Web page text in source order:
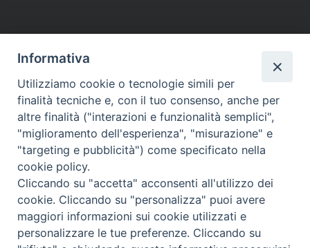
Contatti
Sede Legale
Vico Sant’Anna 1 – 80053 Castellammare di Stabia (NA)
Sede Operativa
Via San Bartolomeo 72 – 80053 Castellammare di Stabia (NA)
* Tel. 081.870.17.02
* Cell. 331.50.59.943
* Fax 081.39.01.803
*mail:segreteria@caritasdiocesanasorrento.it
Informativa
Utilizziamo cookie o tecnologie simili per
finalità tecniche e, con il tuo consenso, anche per
altre finalità ("interazioni e funzionalità semplici",
"miglioramento dell'esperienza", "misurazione" e
"targeting e pubblicità") come specificato nella
cookie policy.
Cliccando su "accetta" acconsenti all'utilizzo dei
cookie. Cliccando su "personalizza" puoi avere
maggiori informazioni sui cookie utilizzati e
personalizzare le tue preferenze. Cliccando su